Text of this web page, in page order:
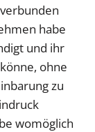
habe
und ihr
ohne
zu
womöglich